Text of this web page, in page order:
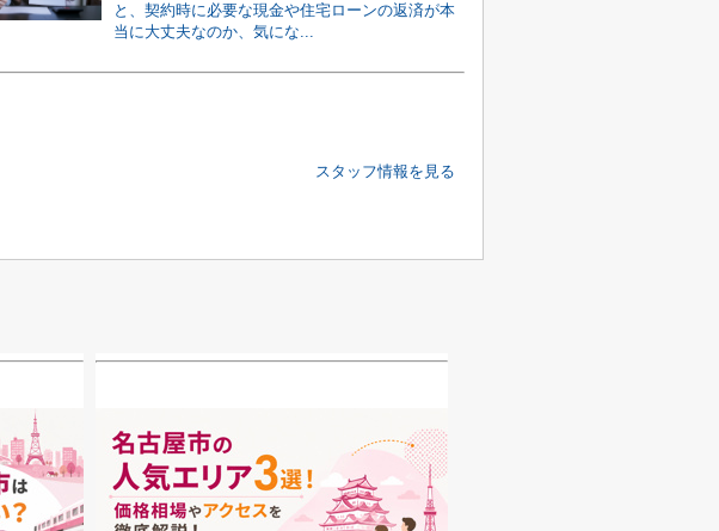
と、契約時に必要な現金や住宅ローンの返済が本
当に大丈夫なのか、気にな...
スタッフ情報を見る